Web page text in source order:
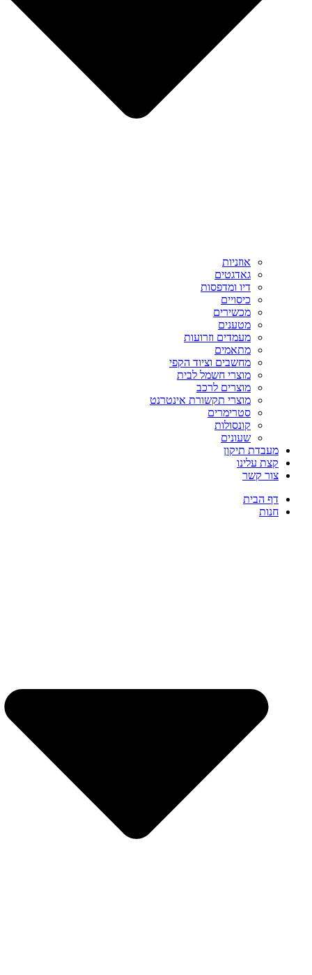
אוזניות
גאדגטים
דיו ומדפסות
כיסויים
מכשירים
מטענים
מעמדים וזרועות
מתאמים
מחשבים וציוד הקפי
מוצרי חשמל לבית
מוצרים לרכב
מוצרי תקשורת אינטרנט
סטרימרים
קונסולות
שעונים
מעבדת תיקון
קצת עלינו
צור קשר
דף הבית
חנות